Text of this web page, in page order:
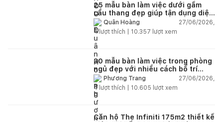
25 mẫu bàn làm việc dưới gầm
cầu thang đẹp giúp tận dụng diện
tích tưởng chừng bị bỏ quên
Quân Hoàng
27/06/2026,
4lượt thích | 10.357 lượt xem
30 mẫu bàn làm việc trong phòng
ngủ đẹp với nhiều cách bố trí
thông minh cho mọi diện tích
Phương Trang
27/06/2026,
4 lượt thích | 10.605 lượt xem
Căn hộ The Infiniti 175m2 thiết kế